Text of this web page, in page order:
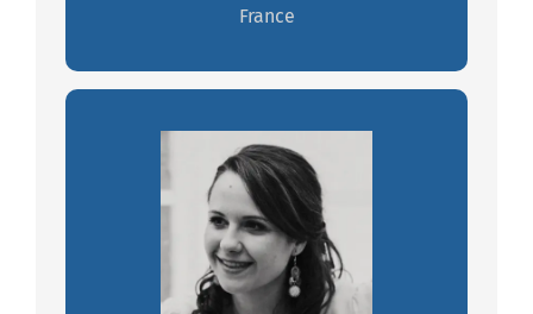
France
Anne France PROVIGNON
Déterminée, exigeante, fiable — je
transforme la stratégie en résultats
concrets